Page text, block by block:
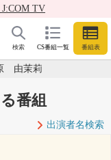
TV
CS番組一覧 番組表
検索
由茉莉
番組
出演者名検索